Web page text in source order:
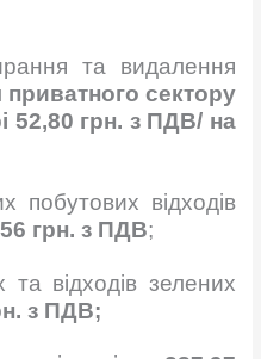
та видалення
приватного сектору
52,80 грн. з ПДВ/ на
побутових відходів
грн. з ПДВ;
та відходів зелених
з ПДВ;